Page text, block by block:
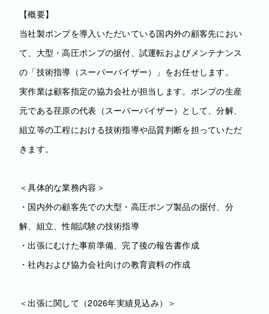
【概要】
当社製ポンプを導入いただいている国内外の顧客先におい
て、大型・高圧ポンプの据付、試運転およびメンテナンス
の「技術指導（スーパーバイザー）」をお任せします。
実作業は顧客指定の協力会社が担当します。ポンプの生産
元である荏原の代表（スーパーバイザー）として、分解、
組立等の工程における技術指導や品質判断を担っていただ
きます。
＜具体的な業務内容＞
・国内外の顧客先での大型・高圧ポンプ製品の据付、分
解、組立、性能試験の技術指導
・出張にむけた事前準備、完了後の報告書作成
・社内および協力会社向けの教育資料の作成
＜出張に関して（2026年実績見込み）＞